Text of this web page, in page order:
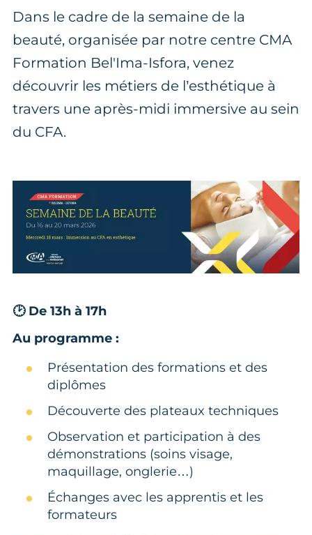
Dans le cadre de la semaine de la
beauté, organisée par notre centre CMA
Formation Bel'Ima-Isfora, venez
découvrir les métiers de l’esthétique à
travers une après-midi immersive au sein
du CFA.
🕑 De 13h à 17h
Au programme :
Présentation des formations et des
diplômes
Découverte des plateaux techniques
Observation et participation à des
démonstrations (soins visage,
maquillage, onglerie…)
Échanges avec les apprentis et les
formateurs